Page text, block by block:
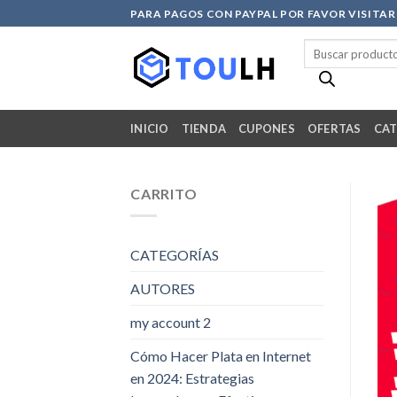
to
PARA PAGOS CON PAYPAL POR FAVOR
productos
INICIO TIENDA CUPONES OFERTAS
CARRITO
CATEGORÍAS
AUTORES
my account 2
Cómo Hacer Plata en Internet
en 2024: Estrategias